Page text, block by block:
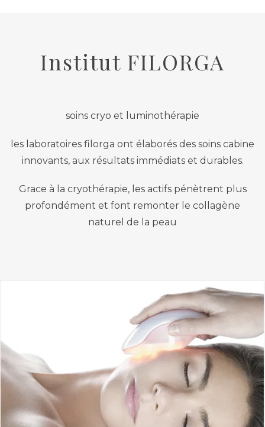
Institut FILORGA
soins cryo et luminothérapie
les laboratoires filorga ont élaborés des soins cabine
innovants, aux résultats immédiats et durables.
Grace à la cryothérapie, les actifs pénètrent plus
profondément et font remonter le collagène
naturel de la peau